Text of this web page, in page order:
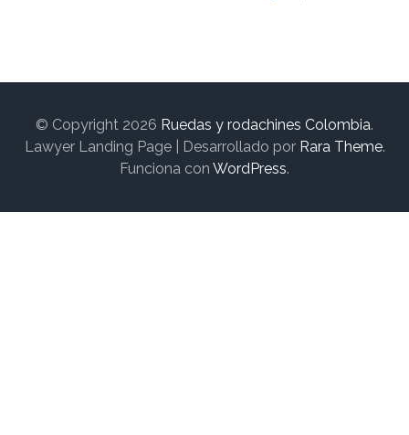
© Copyright 2026 Ruedas y rodachines Colombia.
Lawyer Landing Page | Desarrollado por Rara Theme.
Funciona con WordPress.